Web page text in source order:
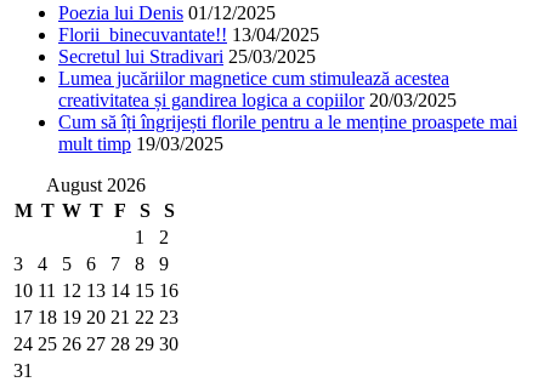
Poezia lui Denis 01/12/2025
Florii binecuvantate!! 13/04/2025
Secretul lui Stradivari 25/03/2025
Lumea jucăriilor magnetice cum stimulează acestea
creativitatea și gandirea logica a copiilor 20/03/2025
Cum să îți îngrijești florile pentru a le menține proaspete mai
mult timp 19/03/2025
August 2026
M T W T F S
S
1
2
3
4 5 6 7 8
9
10 11 12 13 14 15 16
17 18 19 20 21 22 23
24 25 26 27 28 29 30
31